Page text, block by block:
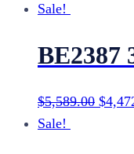
Sale!
BE2387
$5,589.00 $
Sale!